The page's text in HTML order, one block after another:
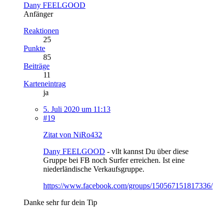
Dany FEELGOOD
Anfänger
Reaktionen
25
Punkte
85
Beiträge
11
Karteneintrag
ja
5. Juli 2020 um 11:13
#19
Zitat von NiRo432
Dany FEELGOOD - vllt kannst Du über diese
Gruppe bei FB noch Surfer erreichen. Ist eine
niederländische Verkaufsgruppe.
https://www.facebook.com/groups/150567151817336/
Danke sehr fur dein Tip